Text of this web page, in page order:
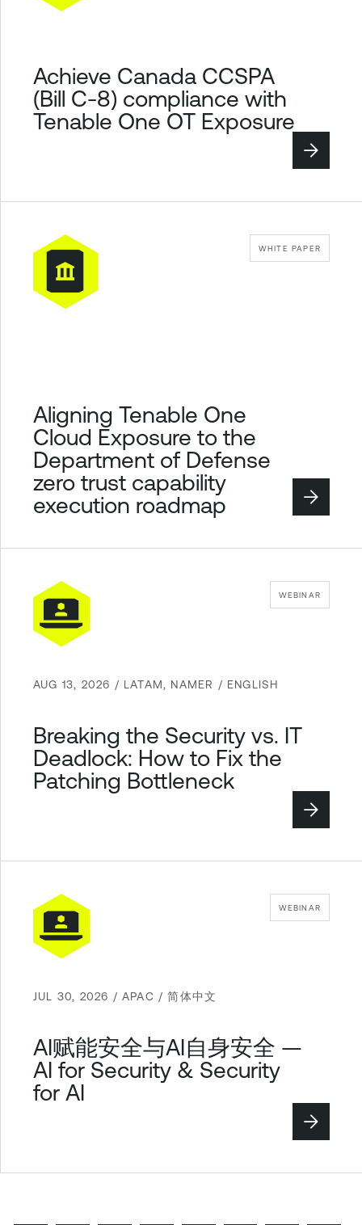
Achieve Canada CCSPA
(Bill C-8) compliance with
Tenable One OT Exposure
WHITE PAPER
Aligning Tenable One
Cloud Exposure to the
Department of Defense
zero trust capability
execution roadmap
WEBINAR
AUG 13, 2026 / LATAM, NAMER / ENGLISH
Breaking the Security vs. IT
Deadlock: How to Fix the
Patching Bottleneck
WEBINAR
JUL 30, 2026 / APAC / 简体中文
AI赋能安全与AI自身安全 —
AI for Security & Security
for AI